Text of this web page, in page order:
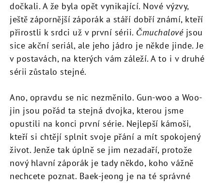
dočkali. A že byla opět vynikající. Nové výzvy,
ještě zápornější záporák a stáří dobří známí, kteří
přirostli k srdci už v první sérii. Čmuchalovéjsou
sice akční seriál, ale jeho jádro je někde jinde. Je
v postavách, na kterých vám záleží. A to i v druhé
sérii zůstalo stejné.
Ano, opravdu se nic nezměnilo. Gun-woo a Woo-
jin jsou pořád ta stejná dvojka, kterou jsme
opustili na konci první série. Nejlepší kámoši,
kteří si chtějí splnit svoje přání a mít spokojený
život. Jenže tak úplně se jim nezadaří, protože
nový hlavní záporák je tady někdo, koho vážně
nechcete poznat. Baek-jeong je na té správné